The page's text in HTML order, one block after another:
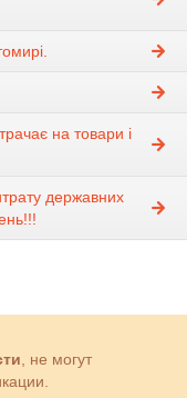
на товари і
державних
, не могут